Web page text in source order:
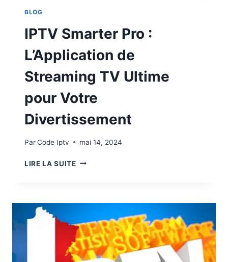
BLOG
IPTV Smarter Pro :
L’Application de
Streaming TV Ultime
pour Votre
Divertissement
ParCode Iptv mai 14, 2024
LIRE LA SUITE